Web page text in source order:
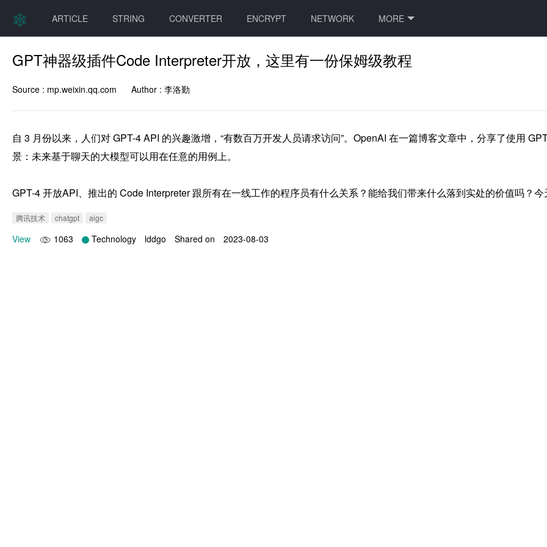
ARTICLE STRING CONVERTER ENCRYPT NETWORK MORE
GPT神器级插件Code Interpreter开放，这里有一份保姆级教程
Source : mp.weixin.qq.com Author : 李洛勤
自 3 月份以来，人们对 GPT-4 API 的兴趣激增，“有数百万开发人员请求访问”。OpenAI 在一篇博客文章中，分享了使用
景：未来基于聊天的大模型可以用在任意的用例上。
腾讯技术 chatgpt aigc
View 1063 Technology lddgo Shared on 2023-08-03